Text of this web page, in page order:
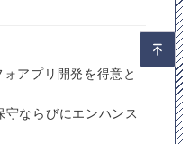
アプリ開発を得意と
ならびにエンハンス